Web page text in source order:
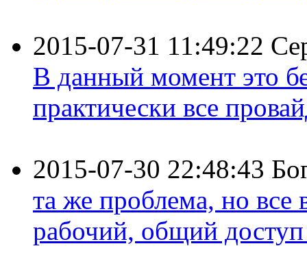
2015-07-31 11:49:22
В данный момент это
практически все
2015-07-30 22:48:43
та же проблема, но все
рабочий, общий доступ